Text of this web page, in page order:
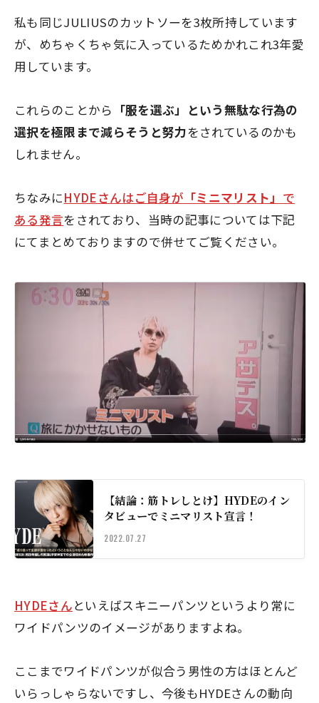
私も同じJULIUSのカットソーを3枚所持しています
が、めちゃくちゃ気に入っているためかれこれ3年愛
用しています。
これらのことから 「服を選ぶ」という無駄な行為の
選択を極限まで減らそうと努力をされているのかも
しれません。
ちなみにHYDEさんはご自身が 「ミニマリスト」 で
ある発言をされており、当時の記事については下記
にてまとめておりますので併せてご覧ください。
【結論：筋トレしとけ】HYDEのイン
タビューでミニマリスト宣言！
2022.07.27
HYDEさんといえばスキニーパンツというより常に
ワイドパンツのイメージがありますよね。
ここまでワイドパンツが似合う男性の方はほとんど
いらっしゃらないですし、今後もHYDEさんの動向